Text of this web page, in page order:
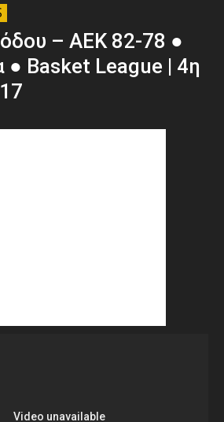
– ΑΕΚ 82-78 ●
● Basket League | 4η